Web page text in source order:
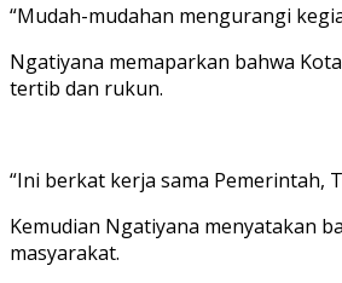
“Mudah-mudahan mengurangi
Ngatiyana memaparkan bahwa
tertib dan rukun.
“Ini berkat kerja sama Pemerintah,
Kemudian Ngatiyana menyatakan
masyarakat.